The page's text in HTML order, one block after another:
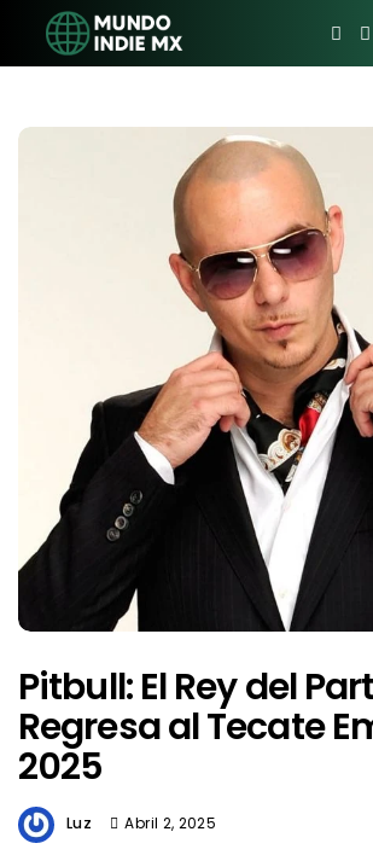
Pitbull: El Rey del
Regresa al Tecate
2025
Luz Abril 2, 2025